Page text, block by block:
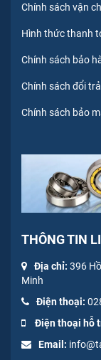
Chính sách vận
Hình thức thanh
Chính sách bảo
Chính sách đổi
Chính sách bảo
THÔNG TIN
Địa chỉ: 396
Minh
Điện thoại:
Điện thoại hỗ
Email: